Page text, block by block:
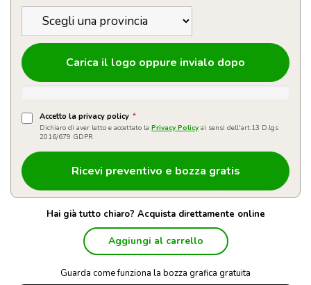
Carica il logo oppure invialo dopo
Accetto la privacy policy *
Dichiaro di aver letto e accettato la Privacy Policy ai sensi dell'art.13 D.lgs
2016/679 GDPR
Hai già tutto chiaro? Acquista direttamente online
Aggiungi al carrello
Guarda come funziona la bozza grafica gratuita